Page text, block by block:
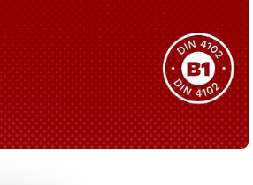
Sie haben nicht das passende
Produkt gefunden?
Wir helfen Ihnen gerne weiter!